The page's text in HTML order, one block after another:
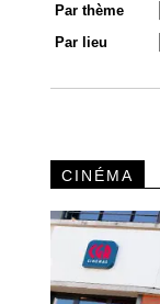
Par thème
Par lieu
CINÉMA